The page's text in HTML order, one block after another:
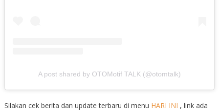
A post shared by OTOMotif TALK (@otomtalk)
Silakan cek berita dan update terbaru di menu HARI INI , link ada